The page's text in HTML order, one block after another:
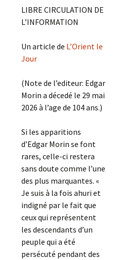
LIBRE CIRCULATION DE
L’INFORMATION
Un article de L’Orient le
Jour
(Note de l’editeur: Edgar
Morin a décedé le 29 mai
2026 à l’age de 104 ans.)
Si les apparitions
d’Edgar Morin se font
rares, celle-ci restera
sans doute comme l’une
des plus marquantes. «
Je suis à la fois ahuri et
indigné par le fait que
ceux qui représentent
les descendants d’un
peuple qui a été
persécuté pendant des